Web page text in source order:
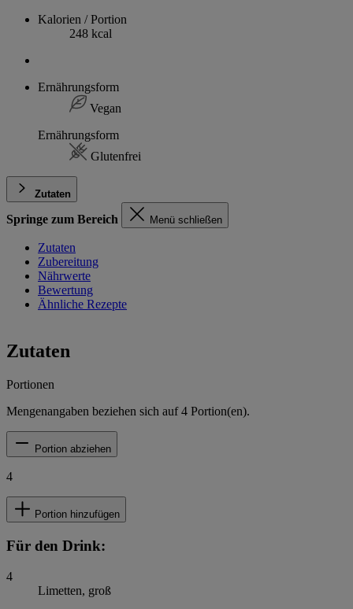
Kalorien / Portion
248 kcal
Ernährungsform
Vegan
Ernährungsform
Glutenfrei
Zutaten
Springe zum Bereich Menü schließen
Zutaten
Zubereitung
Nährwerte
Bewertung
Ähnliche Rezepte
Zutaten
Portionen
Mengenangaben beziehen sich auf4 Portion(en).
Portion abziehen
4
Portion hinzufügen
Für den Drink:
4
Limetten, groß